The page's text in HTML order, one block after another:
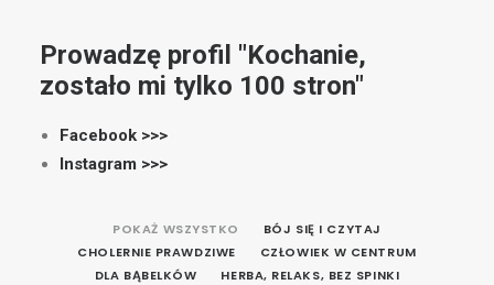
Prowadzę profil "Kochanie,
zostało mi tylko 100 stron"
Facebook >>>
Instagram >>>
POKAŻ WSZYSTKO
BÓJ SIĘ I CZYTAJ
CHOLERNIE PRAWDZIWE
CZŁOWIEK W CENTRUM
DLA BĄBELKÓW
HERBA, RELAKS, BEZ SPINKI